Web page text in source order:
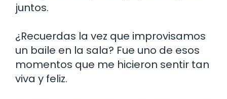
juntos.
¿Recuerdas la vez que improvisamos
un baile en la sala? Fue uno de esos
momentos que me hicieron sentir tan
viva y feliz.